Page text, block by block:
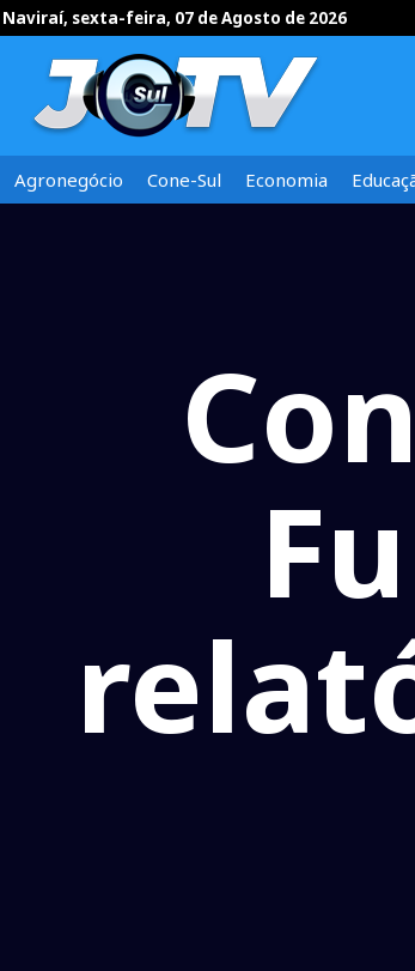
Naviraí, sexta-feira, 07 de Agosto de 2026
Agronegócio Cone-Sul Economia